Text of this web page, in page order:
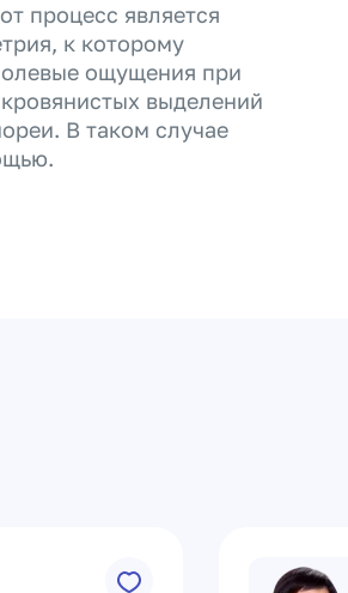
процесс является
к которому
ощущения при
выделений
В таком случае